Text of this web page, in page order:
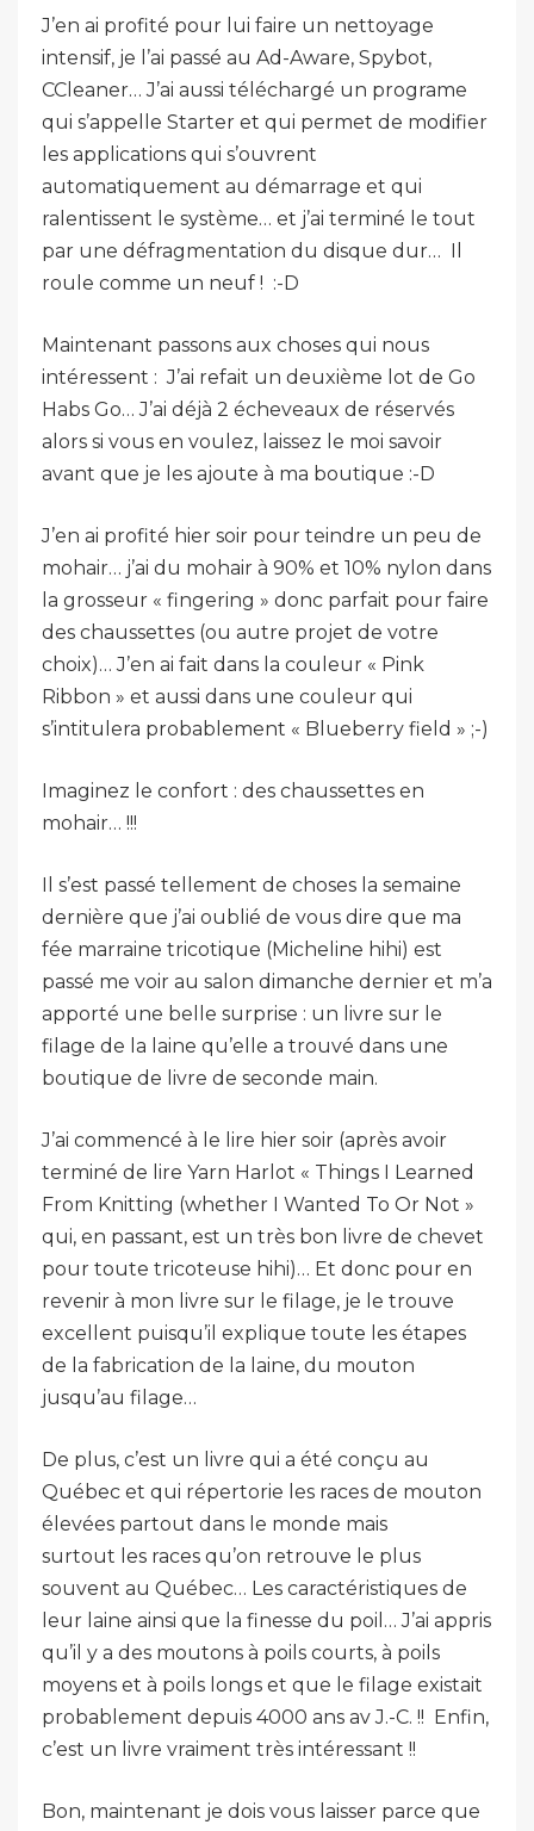
J’en ai profité pour lui faire un nettoyage
intensif, je l’ai passé au Ad-Aware, Spybot,
CCleaner… J’ai aussi téléchargé un programe
qui s’appelle Starter et qui permet de modifier
les applications qui s’ouvrent
automatiquement au démarrage et qui
ralentissent le système… et j’ai terminé le tout
par une défragmentation du disque dur… Il
roule comme un neuf ! :-D
Maintenant passons aux choses qui nous
intéressent : J’ai refait un deuxième lot de Go
Habs Go… J’ai déjà 2 écheveaux de réservés
alors si vous en voulez, laissez le moi savoir
avant que je les ajoute à ma boutique :-D
J’en ai profité hier soir pour teindre un peu de
mohair… j’ai du mohair à 90% et 10% nylon dans
la grosseur « fingering » donc parfait pour faire
des chaussettes (ou autre projet de votre
choix)… J’en ai fait dans la couleur « Pink
Ribbon » et aussi dans une couleur qui
s’intitulera probablement « Blueberry field » ;-)
Imaginez le confort : des chaussettes en
mohair… !!!
Il s’est passé tellement de choses la semaine
dernière que j’ai oublié de vous dire que ma
fée marraine tricotique (Micheline hihi) est
passé me voir au salon dimanche dernier et m’a
apporté une belle surprise : un livre sur le
filage de la laine qu’elle a trouvé dans une
boutique de livre de seconde main.
J’ai commencé à le lire hier soir (après avoir
terminé de lire Yarn Harlot « Things I Learned
From Knitting (whether I Wanted To Or Not »
qui, en passant, est un très bon livre de chevet
pour toute tricoteuse hihi)… Et donc pour en
revenir à mon livre sur le filage, je le trouve
excellent puisqu’il explique toute les étapes
de la fabrication de la laine, du mouton
jusqu’au filage…
De plus, c’est un livre qui a été conçu au
Québec et qui répertorie les races de mouton
élevées partout dans le monde mais
surtout les races qu’on retrouve le plus
souvent au Québec… Les caractéristiques de
leur laine ainsi que la finesse du poil… J’ai appris
qu’il y a des moutons à poils courts, à poils
moyens et à poils longs et que le filage existait
probablement depuis 4000 ans av J.-C. !! Enfin,
c’est un livre vraiment très intéressant !!
Bon, maintenant je dois vous laisser parce que